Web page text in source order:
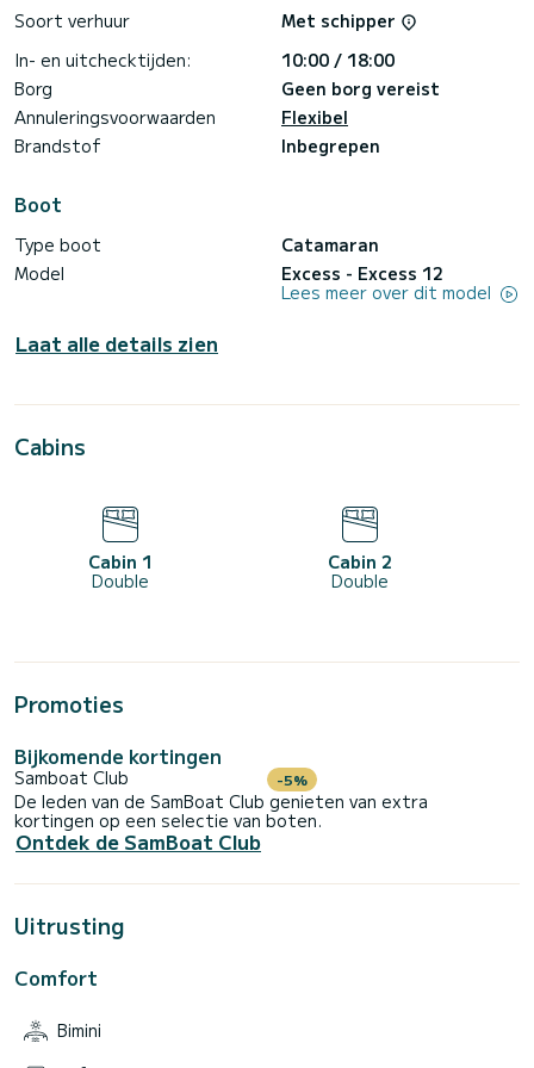
Soort verhuur
Met schipper
In- en uitchecktijden:
10:00 / 18:00
Borg
Geen borg vereist
Annuleringsvoorwaarden
Flexibel
Brandstof
Inbegrepen
Boot
Type boot
Catamaran
Model
Excess - Excess 12
Lees meer over dit model
Laat alle details zien
Cabins
Cabin 1
Double
Cabin 2
Double
Promoties
Bijkomende kortingen
Samboat Club -5%
De leden van de SamBoat Club genieten van extra
kortingen op een selectie van boten.
Ontdek de SamBoat Club
Uitrusting
Comfort
Bimini